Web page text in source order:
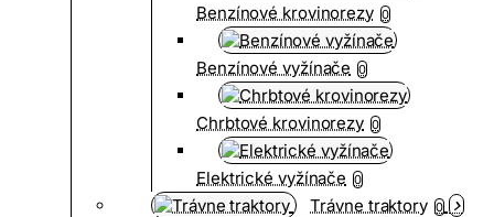
Benzínové krovinorezy 0
Benzínové vyžínače 0
Chrbtové krovinorezy 0
Elektrické vyžínače 0
Trávne traktory 0